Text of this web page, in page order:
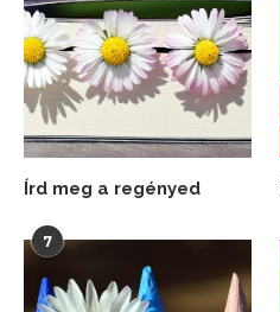
Írd meg a regényed
7